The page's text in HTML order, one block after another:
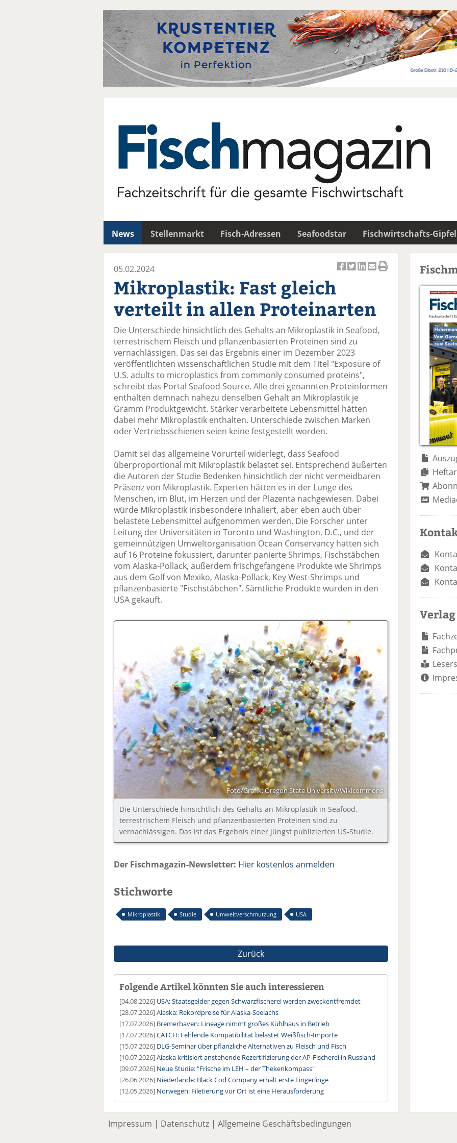
News Stellenmarkt Fisch-Adressen Seafoodstar Fischwirtschafts-Gipfel
el
uf
F
ac
e
b
o
o
k
te
n
el
wi
tt
er
n
el
uf
k
e
di
n
te
il
el
er
ai
v
n
ru
n
05.02.2024
Mikroplastik: Fast gleich
verteilt in allen Proteinarten
Die Unterschiede hinsichtlich des Gehalts an Mikroplastik in Seafood,
terrestrischem Fleisch und pflanzenbasierten Proteinen sind zu
vernachlässigen. Das sei das Ergebnis einer im Dezember 2023
veröffentlichten wissenschaftlichen Studie mit dem Titel "Exposure of
U.S. adults to microplastics from commonly consumed proteins",
schreibt das Portal Seafood Source. Alle drei genannten Proteinformen
enthalten demnach nahezu denselben Gehalt an Mikroplastik je
Gramm Produktgewicht. Stärker verarbeitete Lebensmittel hätten
dabei mehr Mikroplastik enthalten. Unterschiede zwischen Marken
oder Vertriebsschienen seien keine festgestellt worden.
Damit sei das allgemeine Vorurteil widerlegt, dass Seafood
überproportional mit Mikroplastik belastet sei. Entsprechend äußerten
die Autoren der Studie Bedenken hinsichtlich der nicht vermeidbaren
Präsenz von Mikroplastik. Experten hätten es in der Lunge des
Menschen, im Blut, im Herzen und der Plazenta nachgewiesen. Dabei
würde Mikroplastik insbesondere inhaliert, aber eben auch über
belastete Lebensmittel aufgenommen werden. Die Forscher unter
Leitung der Universitäten in Toronto und Washington, D.C., und der
gemeinnützigen Umweltorganisation Ocean Conservancy hatten sich
auf 16 Proteine fokussiert, darunter panierte Shrimps, Fischstäbchen
vom Alaska-Pollack, außerdem frischgefangene Produkte wie Shrimps
aus dem Golf von Mexiko, Alaska-Pollack, Key West-Shrimps und
pflanzenbasierte "Fischstäbchen". Sämtliche Produkte wurden in den
USA gekauft.
Foto/Grafik: Oregon State University/Wikicommons
Die Unterschiede hinsichtlich des Gehalts an Mikroplastik in Seafood,
terrestrischem Fleisch und pflanzenbasierten Proteinen sind zu
vernachlässigen. Das ist das Ergebnis einer jüngst publizierten US-Studie.
Der Fischmagazin-Newsletter: Hier kostenlos anmelden
Stichworte
Mikroplastik Studie Umweltverschmutzung USA
Zurück
Folgende Artikel könnten Sie auch interessieren
[04.08.2026] USA: Staatsgelder gegen Schwarzfischerei werden zweckentfremdet
[28.07.2026]Alaska: Rekordpreise für Alaska-Seelachs
[17.07.2026] Bremerhaven: Lineage nimmt großes Kühlhaus in Betrieb
[17.07.2026]CATCH: Fehlende Kompatibilität belastet Weißfisch-Importe
[15.07.2026] DLG-Seminar über pflanzliche Alternativen zu Fleisch und Fisch
[10.07.2026]Alaska kritisiert anstehende Rezertifizierung der AP-Fischerei in Russland
[09.07.2026] Neue Studie: "Frische im LEH – der Thekenkompass"
[26.06.2026] Niederlande: Black Cod Company erhält erste Fingerlinge
[12.05.2026] Norwegen: Filetierung vor Ort ist eine Herausforderung
Verlag
Impressum | Datenschutz | Allgemeine Geschäftsbedingungen